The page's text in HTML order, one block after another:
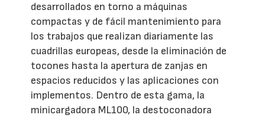
desarrollados en torno a máquinas
compactas y de fácil mantenimiento para
los trabajos que realizan diariamente las
cuadrillas europeas, desde la eliminación de
tocones hasta la apertura de zanjas en
espacios reducidos y las aplicaciones con
implementos. Dentro de esta gama, la
minicargadora ML100, la destoconadora